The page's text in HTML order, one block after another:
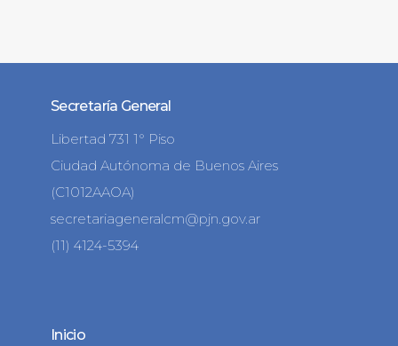
Secretaría General
Libertad 731 1° Piso
Ciudad Autónoma de Buenos Aires
(C1012AAOA)
secretariageneralcm@pjn.gov.ar
(11) 4124-5394
Inicio